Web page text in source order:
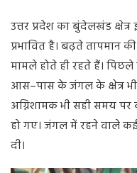
उत्तरप्रदेशकाबुंदेलखंडक्षेत्र
प्रभावितहै।बढ़तेतापमानकी
मामलेहोतेहीरहतेहैं।पिछले
आस–पासकेजंगलकेक्षेत्रभी
अग्निशामकभीसहीसमयपर
होगए।जंगलमेंरहनेवालेकई
दी।